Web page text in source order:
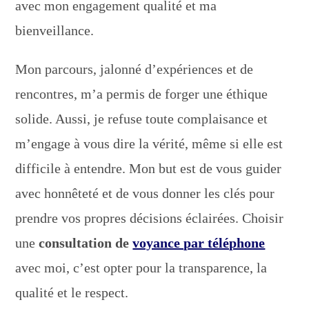
avec mon engagement qualité et ma
bienveillance.
Mon parcours, jalonné d’expériences et de
rencontres, m’a permis de forger une éthique
solide. Aussi, je refuse toute complaisance et
m’engage à vous dire la vérité, même si elle est
difficile à entendre. Mon but est de vous guider
avec honnêteté et de vous donner les clés pour
prendre vos propres décisions éclairées. Choisir
uneconsultation devoyance par téléphone
avec moi, c’est opter pour la transparence, la
qualité et le respect.